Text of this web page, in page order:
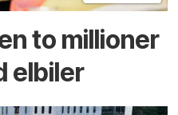
to millioner
elbiler